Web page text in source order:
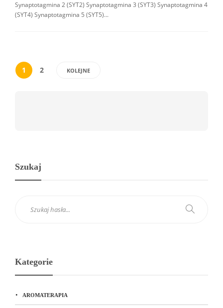
Synaptotagmina 2 (SYT2) Synaptotagmina 3 (SYT3) Synaptotagmina 4
(SYT4) Synaptotagmina 5 (SYT5)...
1 2 KOLEJNE
Szukaj
Kategorie
AROMATERAPIA